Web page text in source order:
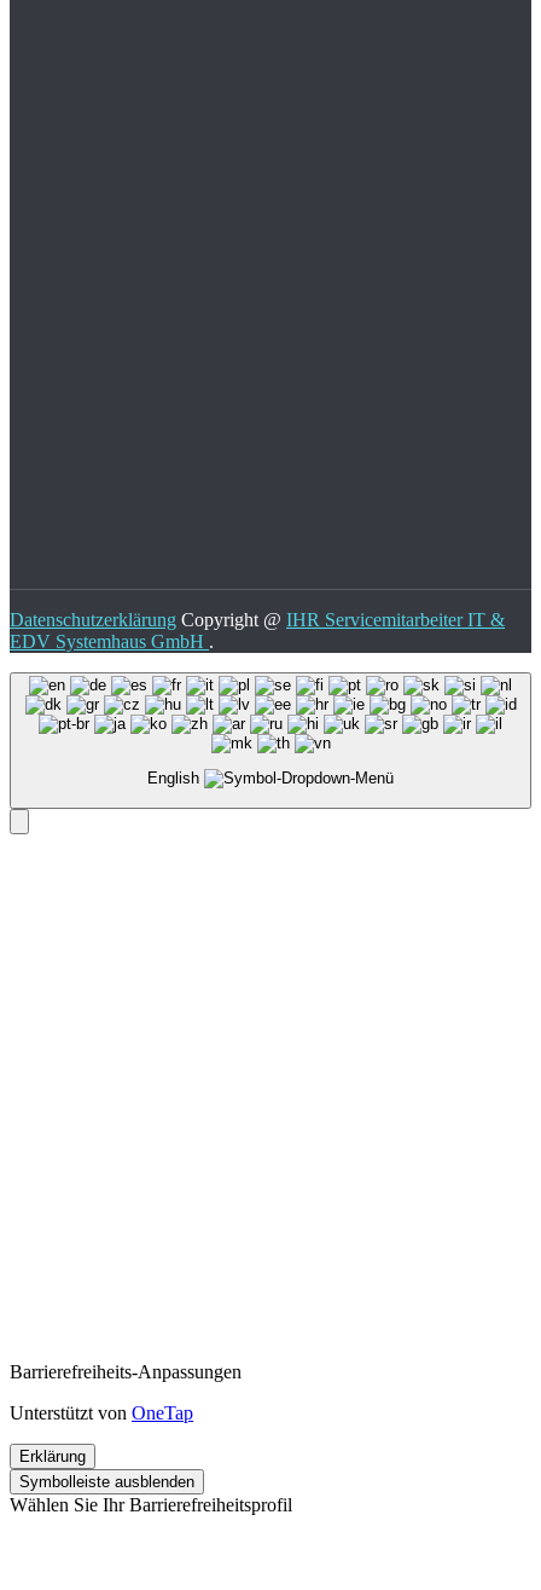
Datenschutzerklärung Copyright @ IHR Servicemitarbeiter IT &
EDV Systemhaus GmbH .
English
Barrierefreiheits-Anpassungen
Unterstützt von OneTap
Erklärung
Symbolleiste ausblenden
Wählen Sie Ihr Barrierefreiheitsprofil